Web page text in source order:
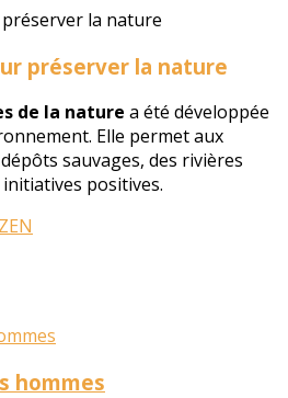
préserver la nature
de la nature a été développée
Elle permet aux
sauvages, des rivières
positives.
hommes